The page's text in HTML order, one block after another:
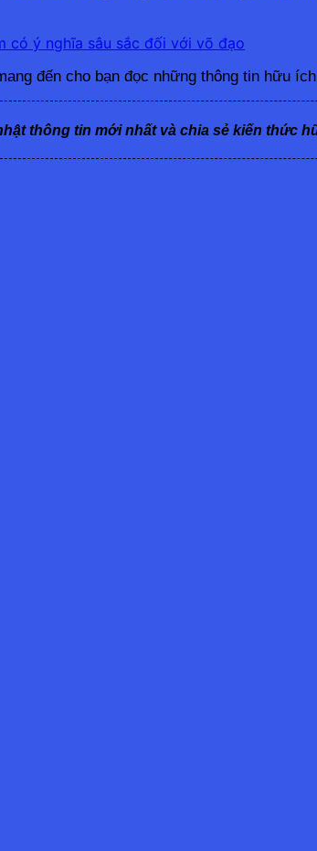
có ý nghĩa sâu sắc đối với võ đạo
đến cho bạn đọc những thông tin hữu
thông tin mới nhất và chia sẻ kiến thức